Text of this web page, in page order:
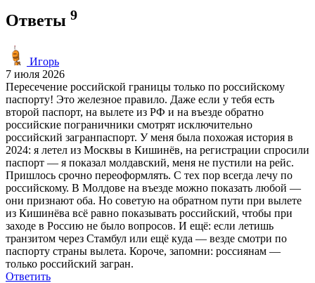
Ответы 9
Игорь
7 июля 2026
Пересечение российской границы только по российскому
паспорту! Это железное правило. Даже если у тебя есть
второй паспорт, на вылете из РФ и на въезде обратно
российские пограничники смотрят исключительно
российский загранпаспорт. У меня была похожая история в
2024: я летел из Москвы в Кишинёв, на регистрации спросили
паспорт — я показал молдавский, меня не пустили на рейс.
Пришлось срочно переоформлять. С тех пор всегда лечу по
российскому. В Молдове на въезде можно показать любой —
они признают оба. Но советую на обратном пути при вылете
из Кишинёва всё равно показывать российский, чтобы при
заходе в Россию не было вопросов. И ещё: если летишь
транзитом через Стамбул или ещё куда — везде смотри по
паспорту страны вылета. Короче, запомни: россиянам —
только российский загран.
Ответить